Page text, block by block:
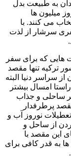
به طبیعت بدل
میلیون ها
می کنند. با
سرشار از لذت
هایی که برای سفر
ترکیه تنها مقصد
سراسر دنیا البته
امسال بیشتر
ساحلی و جذاب
پرطرفدار
نوروز آب و
از ساحل و
این مقصد با
به قدر کافی برای